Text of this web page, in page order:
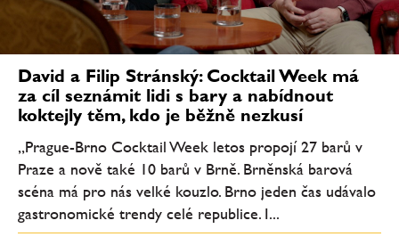
David a Filip Stránský: Cocktail Week má
za cíl seznámit lidi s bary a nabídnout
koktejly těm, kdo je běžně nezkusí
„Prague-Brno Cocktail Week letos propojí 27 barů v
Praze a nově také 10 barů v Brně. Brněnská barová
scéna má pro nás velké kouzlo. Brno jeden čas udávalo
gastronomické trendy celé republice. I...